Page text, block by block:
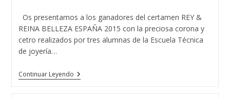
Os presentamos a los ganadores del certamen REY &
REINA BELLEZA ESPAÑA 2015 con la preciosa corona y
cetro realizados por tres alumnas de la Escuela Técnica
de joyería…
Continuar LeyendoRey
&